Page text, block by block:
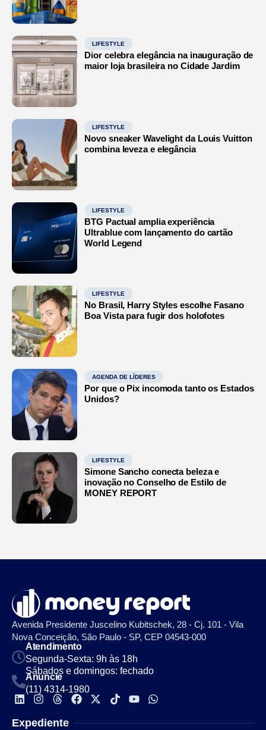
LIFESTYLE
Dior celebra elegância na inauguração de
maior loja brasileira no Cidade Jardim
LIFESTYLE
Novo sneaker Wavelight da Louis Vuitton
combina leveza e elegância
LIFESTYLE
BTG Pactual amplia experiência
Ultrablue com lançamento do cartão
World Legend
LIFESTYLE
No Brasil, Harry Styles escolhe Fasano
Boa Vista para fugir dos holofotes
AGENDA DE LÍDERES
Por que o Pix incomoda tanto os Estados
Unidos?
LIFESTYLE
Simone Sancho conecta beleza e
inovação no Conselho de Estilo de
MONEY REPORT
Avenida Presidente Juscelino Kubitschek, 28 - Cj. 101 - Vila
Nova Conceição, São Paulo - SP, CEP 04543-000
Atendimento
Segunda-Sexta: 9h às 18h
Sábados e domingos: fechado
Anuncie
(11) 4314-1980
Expediente